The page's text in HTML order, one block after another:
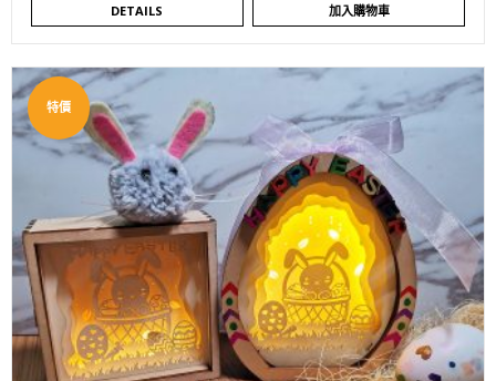
DETAILS 加入購物車
特價
WISHLIST